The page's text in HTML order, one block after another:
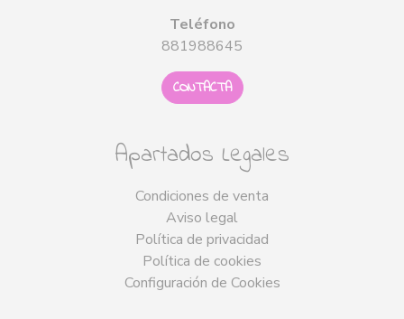
Teléfono
881988645
CONTACTA
Apartados Legales
Condiciones de venta
Aviso legal
Política de privacidad
Política de cookies
Configuración de Cookies